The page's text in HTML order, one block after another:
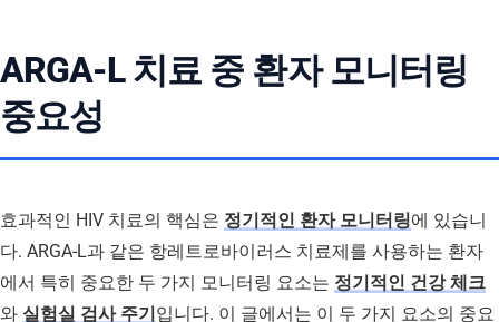
ARGA-L 치료 중 환자 모니터링
중요성
효과적인 HIV 치료의 핵심은 정기적인 환자 모니터링에 있습니
다. ARGA-L과 같은 항레트로바이러스 치료제를 사용하는 환자
에서 특히 중요한 두 가지 모니터링 요소는 정기적인 건강 체크
와 실험실 검사 주기입니다. 이 글에서는 이 두 가지 요소의 중요